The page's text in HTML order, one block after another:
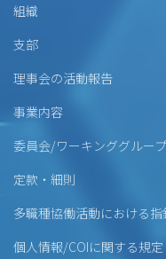
組織
支部
理事会の活動報告
事業内容
委員会/ワーキンググルー
定款・細則
多職種協働活動における指
個人情報/COIに関する規定